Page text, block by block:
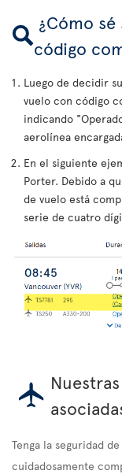
¿Cómo
código
Luego de decidir
vuelo con código
indicando
aerolínea
En el siguiente
Porter. Debido a
de vuelo está
serie de cuatro
Tenga la seguridad
cuidadosamente